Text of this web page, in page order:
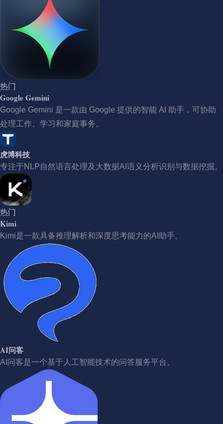
热门
Google Gemini
Google Gemini 是一款由 Google 提供的智能 AI 助手，可协助
处理工作、学习和家庭事务。
虎博科技
专注于NLP自然语言处理及大数据AI语义分析识别与数据挖掘。
热门
Kimi
Kimi是一款具备推理解析和深度思考能力的AI助手。
AI问客
AI问客是一个基于人工智能技术的问答服务平台。